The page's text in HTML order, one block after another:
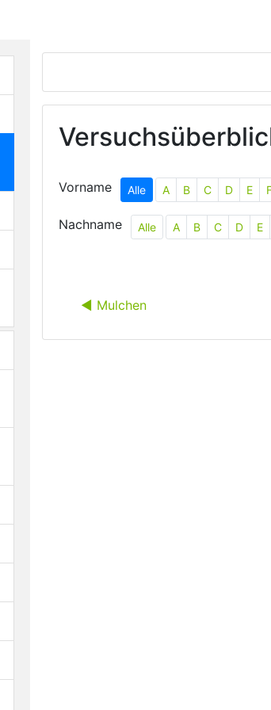
Vorname
Alle A B C D E
Nachname Alle A B C D E
◀︎ Mulchen